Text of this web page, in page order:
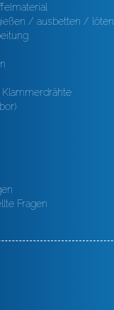
/ ausbetten / löten
Fragen